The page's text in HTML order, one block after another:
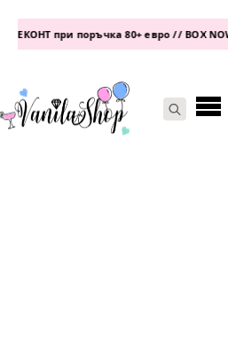
при поръчка 80+ евро // BOX NOW